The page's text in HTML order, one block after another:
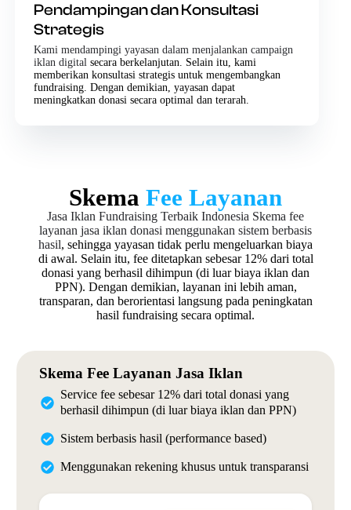
Pendampingan dan Konsultasi
Strategis
Kami mendampingi yayasan dalam menjalankan campaign
iklan digital secara berkelanjutan. Selain itu, kami
memberikan konsultasi strategis untuk mengembangkan
fundraising. Dengan demikian, yayasan dapat
meningkatkan donasi secara optimal dan terarah.
Skema Fee Layanan
Jasa Iklan Fundraising Terbaik Indonesia Skema fee
layanan jasa iklan donasi menggunakan sistem berbasis
hasil, sehingga yayasan tidak perlu mengeluarkan biaya
di awal. Selain itu, fee ditetapkan sebesar 12% dari total
donasi yang berhasil dihimpun (di luar biaya iklan dan
PPN). Dengan demikian, layanan ini lebih aman,
transparan, dan berorientasi langsung pada peningkatan
hasil fundraising secara optimal.
Skema Fee Layanan Jasa Iklan
Service fee sebesar 12% dari total donasi yang
berhasil dihimpun (di luar biaya iklan dan PPN)
Sistem berbasis hasil (performance based)
Menggunakan rekening khusus untuk transparansi